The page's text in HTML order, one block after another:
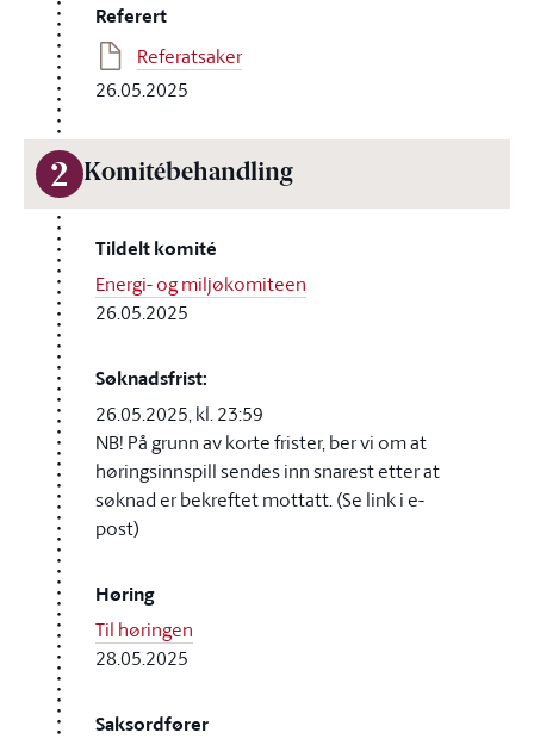
Referert
Referatsaker
26.05.2025
2 Komitébehandling
Tildelt komité
Energi- og miljøkomiteen
26.05.2025
Søknadsfrist:
26.05.2025, kl. 23:59
NB! På grunn av korte frister, ber vi om at
høringsinnspill sendes inn snarest etter at
søknad er bekreftet mottatt. (Se link i e-
post)
Høring
Til høringen
28.05.2025
Saksordfører